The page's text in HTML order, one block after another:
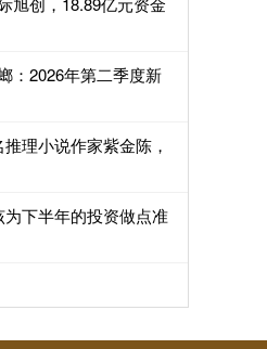
：2026年第二季度新
理小说作家紫金陈，
下半年的投资做点准